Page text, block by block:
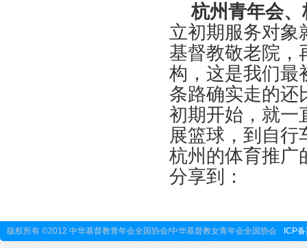
杭州青年会、
立初期服务对象
基督教敬老院，
构，这是我们最
条路确实走的还
初期开始，就一
展篮球，到自
杭州的体育推广
分享到：
版权所有 ©2012 中华基督教青年会全国协会/中华基督教女青年会全国协会 ICP